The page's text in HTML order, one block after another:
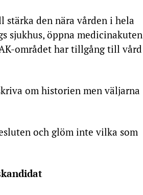
den nära vården i hela
sjukhus, öppna medicinakuten
området har tillgång till vård
om historien men väljarna
och glöm inte vilka som